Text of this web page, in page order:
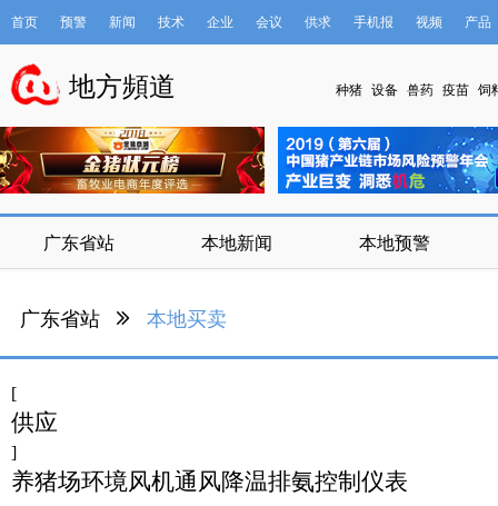
首页 预警 新闻 技术 企业 会议 供求 手机报 视频 产品
数据库
地方頻道 种猪 设备 兽药 疫苗 饲
广东省站 本地新闻 本地预警
广东省站 本地买卖
[
供应
]
养猪场环境风机通风降温排氨控制仪表